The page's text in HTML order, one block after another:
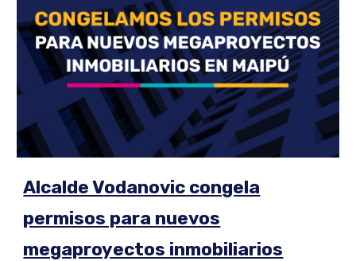
Alcalde Vodanovic congela
permisos para nuevos
megaproyectos inmobiliarios